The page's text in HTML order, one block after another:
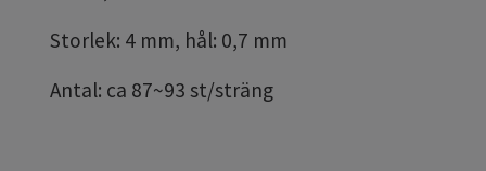
Storlek: 4 mm, hål: 0,7 mm
Antal: ca 87~93 st/sträng